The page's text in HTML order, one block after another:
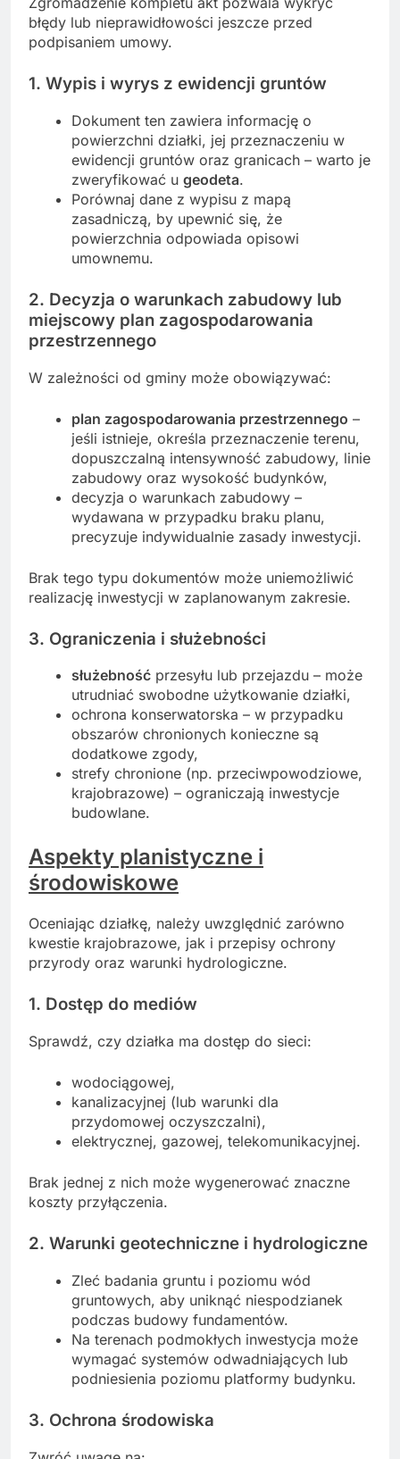
błędy lub nieprawidłowości jeszcze przed
podpisaniem umowy.
1. Wypis i wyrys z ewidencji gruntów
Dokument ten zawiera informację o
powierzchni działki, jej przeznaczeniu w
ewidencji gruntów oraz granicach – warto je
zweryfikować u geodeta.
Porównaj dane z wypisu z mapą
zasadniczą, by upewnić się, że
powierzchnia odpowiada opisowi
umownemu.
2. Decyzja o warunkach zabudowy lub
miejscowy plan zagospodarowania
przestrzennego
W zależności od gminy może obowiązywać:
plan zagospodarowania przestrzennego –
jeśli istnieje, określa przeznaczenie terenu,
dopuszczalną intensywność zabudowy, linie
zabudowy oraz wysokość budynków,
decyzja o warunkach zabudowy –
wydawana w przypadku braku planu,
precyzuje indywidualnie zasady inwestycji.
Brak tego typu dokumentów może uniemożliwić
realizację inwestycji w zaplanowanym zakresie.
3. Ograniczenia i służebności
służebność przesyłu lub przejazdu – może
utrudniać swobodne użytkowanie działki,
ochrona konserwatorska – w przypadku
obszarów chronionych konieczne są
dodatkowe zgody,
strefy chronione (np. przeciwpowodziowe,
krajobrazowe) – ograniczają inwestycje
budowlane.
Aspekty planistyczne i
środowiskowe
Oceniając działkę, należy uwzględnić zarówno
kwestie krajobrazowe, jak i przepisy ochrony
przyrody oraz warunki hydrologiczne.
1. Dostęp do mediów
Sprawdź, czy działka ma dostęp do sieci:
wodociągowej,
kanalizacyjnej (lub warunki dla
przydomowej oczyszczalni),
elektrycznej, gazowej, telekomunikacyjnej.
Brak jednej z nich może wygenerować znaczne
koszty przyłączenia.
2. Warunki geotechniczne i hydrologiczne
Zleć badania gruntu i poziomu wód
gruntowych, aby uniknąć niespodzianek
podczas budowy fundamentów.
Na terenach podmokłych inwestycja może
wymagać systemów odwadniających lub
podniesienia poziomu platformy budynku.
3. Ochrona środowiska